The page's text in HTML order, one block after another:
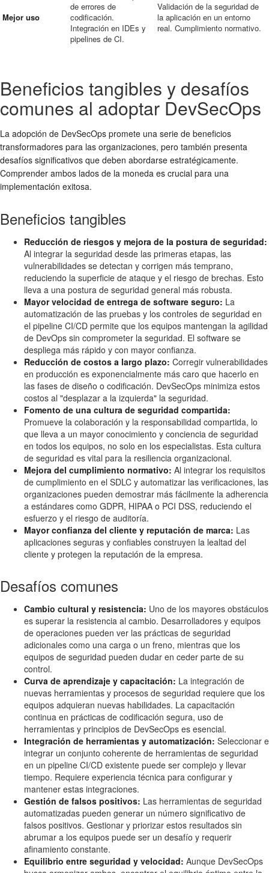
Mejor uso
de errores de
codificación.
Integración en IDEs y
pipelines de CI.
Validación de la seguridad de
la aplicación en un entorno
real. Cumplimiento normativo.
Beneficios tangibles y desafíos
comunes al adoptar DevSecOps
La adopción de DevSecOps promete una serie de beneficios
transformadores para las organizaciones, pero también presenta
desafíos significativos que deben abordarse estratégicamente.
Comprender ambos lados de la moneda es crucial para una
implementación exitosa.
Beneficios tangibles
Reducción de riesgos y mejora de la postura de seguridad:
Al integrar la seguridad desde las primeras etapas, las
vulnerabilidades se detectan y corrigen más temprano,
reduciendo la superficie de ataque y el riesgo de brechas. Esto
lleva a una postura de seguridad general más robusta.
Mayor velocidad de entrega de software seguro: La
automatización de las pruebas y los controles de seguridad en
el pipeline CI/CD permite que los equipos mantengan la agilidad
de DevOps sin comprometer la seguridad. El software se
despliega más rápido y con mayor confianza.
Reducción de costos a largo plazo: Corregir vulnerabilidades
en producción es exponencialmente más caro que hacerlo en
las fases de diseño o codificación. DevSecOps minimiza estos
costos al "desplazar a la izquierda" la seguridad.
Fomento de una cultura de seguridad compartida:
Promueve la colaboración y la responsabilidad compartida, lo
que lleva a un mayor conocimiento y conciencia de seguridad
en todos los equipos, no solo en los especialistas. Esta cultura
de seguridad es vital para la resiliencia organizacional.
Mejora del cumplimiento normativo: Al integrar los requisitos
de cumplimiento en el SDLC y automatizar las verificaciones, las
organizaciones pueden demostrar más fácilmente la adherencia
a estándares como GDPR, HIPAA o PCI DSS, reduciendo el
esfuerzo y el riesgo de auditoría.
Mayor confianza del cliente y reputación de marca: Las
aplicaciones seguras y confiables construyen la lealtad del
cliente y protegen la reputación de la empresa.
Desafíos comunes
Cambio cultural y resistencia: Uno de los mayores obstáculos
es superar la resistencia al cambio. Desarrolladores y equipos
de operaciones pueden ver las prácticas de seguridad
adicionales como una carga o un freno, mientras que los
equipos de seguridad pueden dudar en ceder parte de su
control.
Curva de aprendizaje y capacitación: La integración de
nuevas herramientas y procesos de seguridad requiere que los
equipos adquieran nuevas habilidades. La capacitación
continua en prácticas de codificación segura, uso de
herramientas y principios de DevSecOps es esencial.
Integración de herramientas y automatización: Seleccionar e
integrar un conjunto coherente de herramientas de seguridad
en un pipeline CI/CD existente puede ser complejo y llevar
tiempo. Requiere experiencia técnica para configurar y
mantener estas integraciones.
Gestión de falsos positivos: Las herramientas de seguridad
automatizadas pueden generar un número significativo de
falsos positivos. Gestionar y priorizar estos resultados sin
abrumar a los equipos puede ser un desafío y requerir
afinamiento constante.
Equilibrio entre seguridad y velocidad: Aunque DevSecOps